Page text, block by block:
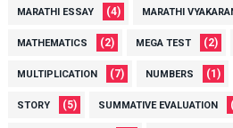
MARATHI ESSAY (4) MARATHI
MATHEMATICS (2) MEGA TEST (2)
MULTIPLICATION (7) NUMBERS (1)
STORY (5) SUMMATIVE EVALUATION